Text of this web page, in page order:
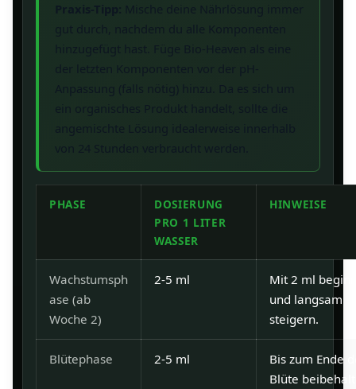
Praxis-Tipp:
Mische deine Nährlösung immer
gut durch, nachdem du alle Komponenten
hinzugefügt hast. Füge Bio-Heaven als eine
der letzten Komponenten vor der pH-
Anpassung (falls nötig) hinzu. Da es sich um
ein organisches Produkt handelt, sollte die
angemischte Lösung idealerweise innerhalb
von 24 Stunden verbraucht werden.
PHASE
DOSIERUNG
PRO 1 LITER
WASSER
HINWEISE
Wachstumsph
ase (ab
Woche 2)
2-5 ml
Mit 2 ml
und langsam
steigern.
Blütephase 2-5 ml
Bis zum Ende
Blüte